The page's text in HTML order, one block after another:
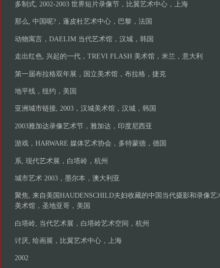
多制式, 2002-2003 世界短片录像节，比翼艺术中心，上海
那么, 中国呢?，蓬皮杜艺术中心，巴黎，法国
动物寓言，DAELIM 当代艺术馆，汉城，韩国
走出红色, 兴起的一代，TREVI FLASH 美术馆，米兰，意大利
第一届布拉格双年展，国立美术馆，布拉格，捷克
地平线，纽约，美国
亚洲城市链接, 2003，汉城美术馆，汉城，韩国
2003雅加达录像艺术节，雅加达，印度尼西亚
游戏，HARWARE 媒体艺术协会，多特蒙德，德国
系, 现代艺术展，白塔岭，杭州
城市艺术 2003，墨尔本，澳大利亚
聚焦, 来自美国HAUDENSCHILD夫妇收藏的中国当代摄影和录像艺
美术馆，圣地亚哥，美国
白塔岭, 当代艺术展，白塔岭艺术空间，杭州
讨厌, 绘画展，比翼艺术中心，上海
2002